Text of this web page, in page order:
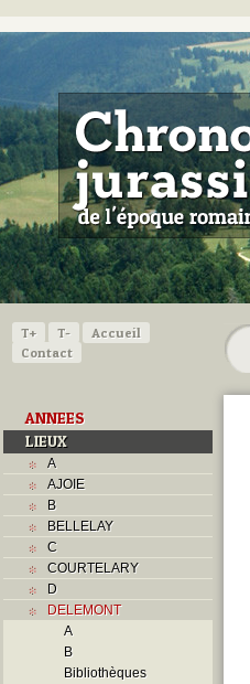
T+ T-
Accueil
Contact
ANNEES
LIEUX
A
AJOIE
B
BELLELAY
C
COURTELARY
D
DELEMONT
A
B
Bibliothèques